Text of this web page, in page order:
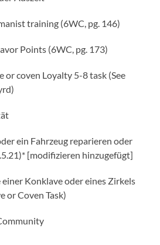
training (6WC, pg. 146)
Points (6WC, pg. 173)
coven Loyalty 5-8 task (See
ein Fahrzeug reparieren oder
[modifizieren hinzugefügt]
Konklave oder eines Zirkels
or Coven Task)